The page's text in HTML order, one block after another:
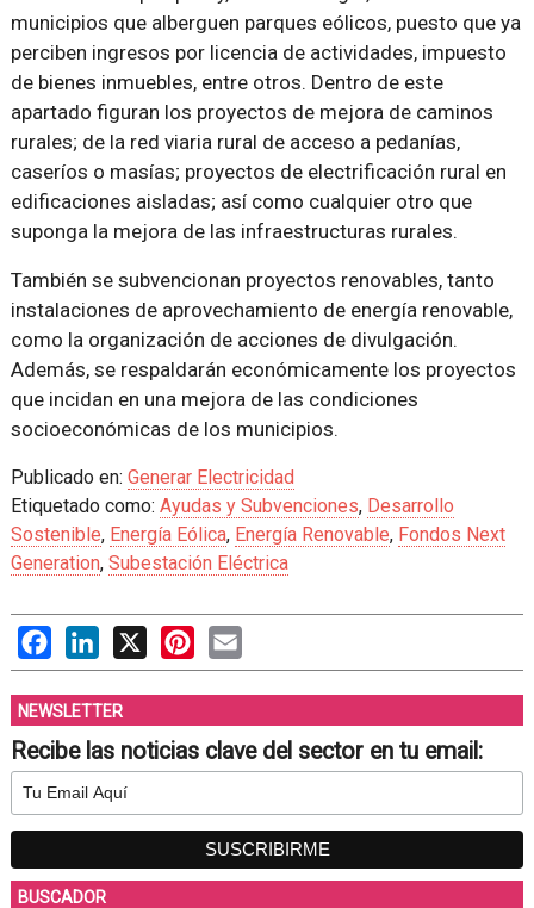
municipios que alberguen parques eólicos, puesto que ya
perciben ingresos por licencia de actividades, impuesto
de bienes inmuebles, entre otros. Dentro de este
apartado figuran los proyectos de mejora de caminos
rurales; de la red viaria rural de acceso a pedanías,
caseríos o masías; proyectos de electrificación rural en
edificaciones aisladas; así como cualquier otro que
suponga la mejora de las infraestructuras rurales.
También se subvencionan proyectos renovables, tanto
instalaciones de aprovechamiento de energía renovable,
como la organización de acciones de divulgación.
Además, se respaldarán económicamente los proyectos
que incidan en una mejora de las condiciones
socioeconómicas de los municipios.
Publicado en: Generar Electricidad
Etiquetado como: Ayudas y Subvenciones, Desarrollo
Sostenible, Energía Eólica, Energía Renovable, Fondos Next
Generation, Subestación Eléctrica
FacebookLinkedIn
X PinterestEmail
NEWSLETTER
Recibe las noticias clave del sector en tu email:
BUSCADOR